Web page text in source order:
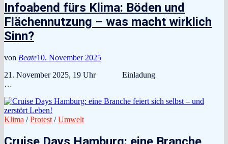
Infoabend fürs Klima: Böden und
Flächennutzung – was macht wirklich
Sinn?
von Beate10. November 2025
21. November 2025, 19 Uhr Einladung
…
Klima /Protest /Umwelt